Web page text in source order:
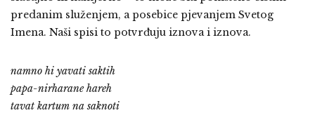
predanim služenjem, a posebice pjevanjem Svetog
Imena. Naši spisi to potvrđuju iznova i iznova.
namno hi yavati saktih
papa-nirharane hareh
tavat kartum na saknoti